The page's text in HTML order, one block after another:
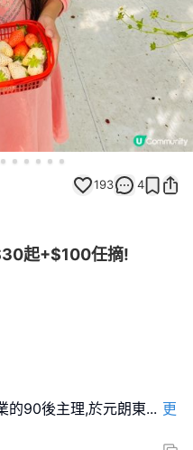
193 4
起+$100任摘!
的90後主理,於元朗東... 更